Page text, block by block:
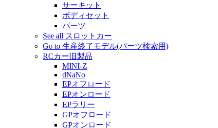
サーキット
ボディセット
パーツ
See all スロットカー
Go to 生産終了モデル(パーツ検索用)
RCカー旧製品
MINI-Z
dNaNo
EPオフロード
EPオンロード
EPラリー
GPオフロード
GPオンロード